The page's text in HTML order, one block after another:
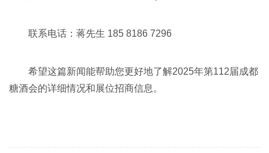
联系电话：蒋先生 185 8186 7296
希望这篇新闻能帮助您更好地了解2025年第112届成都
糖酒会的详细情况和展位招商信息。